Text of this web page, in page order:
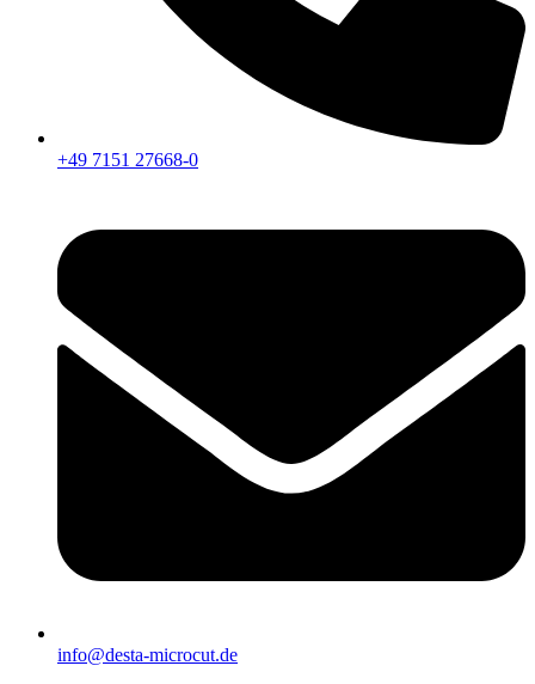
+49 7151 27668-0
info@desta-microcut.de